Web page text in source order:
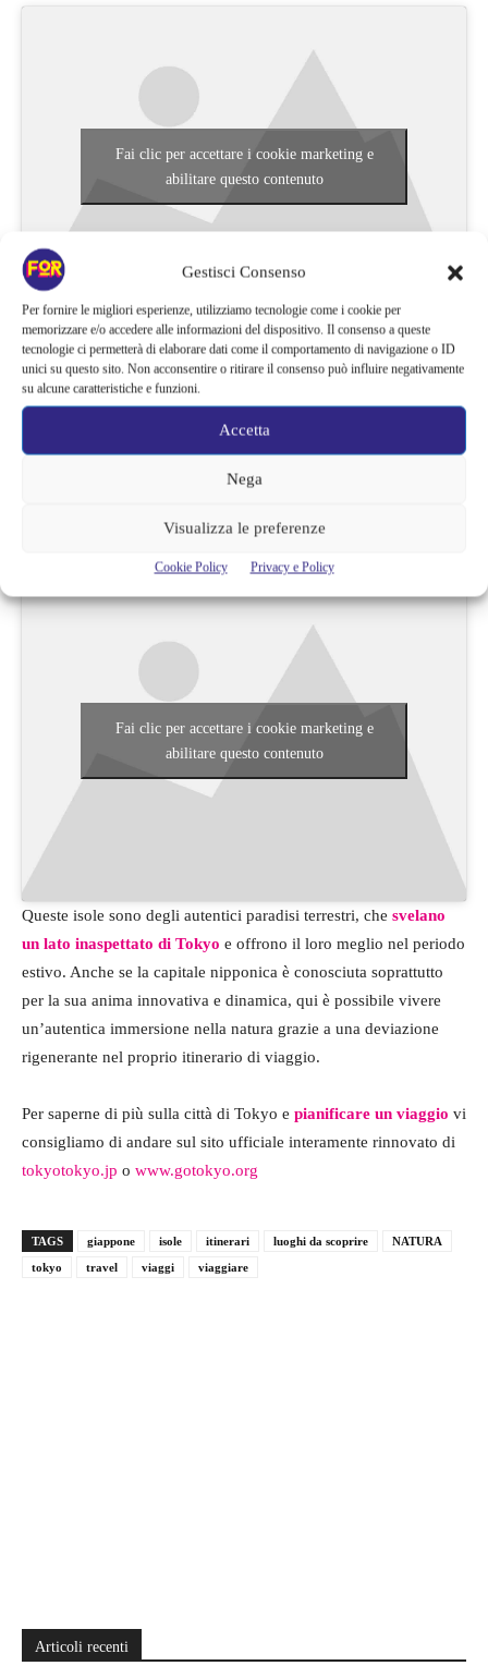
Gestisci Consenso
Per fornire le migliori esperienze, utilizziamo tecnologie come i cookie per
memorizzare e/o accedere alle informazioni del dispositivo. Il consenso a queste
tecnologie ci permetterà di elaborare dati come il comportamento di navigazione o ID
unici su questo sito. Non acconsentire o ritirare il consenso può influire negativamente
su alcune caratteristiche e funzioni.
Accetta
Nega
Visualizza le preferenze
Cookie Policy Privacy e Policy
Fai clic per accettare i cookie marketing e
abilitare questo contenuto
Infine, per chi ricerca una meta più esotica, ci sono le
isole di
Tokyo. Situate a qualche centinaio di chilometri dal centro della
città, leSette Isole di Izue le
fanno tutte parte della capitale del Giappone. Oltre ad essere un
sito Patrimonio Mondiale dell’UNESCO, queste ultime sono
“Le Galapagos d’Oriente”
Fai clic per accettare i cookie marketing e
abilitare questo contenuto
Queste isole sono degli autentici paradisi terrestri, che svelano
un lato inaspettato di Tokyo e offrono il loro meglio nel periodo
estivo. Anche se la capitale nipponica è conosciuta soprattutto
per la sua anima innovativa e dinamica, qui è possibile vivere
un’autentica immersione nella natura grazie a una deviazione
rigenerante nel proprio itinerario di viaggio.
Per saperne di più sulla città di Tokyo e pianificare un viaggio vi
consigliamo di andare sul sito ufficiale interamente rinnovato di
tokyotokyo.jp o www.gotokyo.org
TAGS giappone isole itinerari luoghi da scoprire
NATURA
tokyo
travel viaggi viaggiare
Articoli recenti